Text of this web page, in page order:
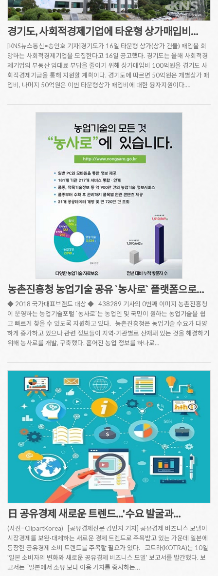
경기도, 사회적경제기업에 타운형 상가매입비…
[KNS뉴스통신=송인호 기자]경기도가 16일 타운형 상가(상가 건물) 매입을 희
망하는 사회적경제기업을 모집한다고 16일 공고했다. 경기도는 올해 사회적경
제기업의 부동산 임대료 부담을 줄이기 위해 상가매입비 100억원을 경기도 사
회적경제기금을 통해 지원할 계획이다. 경기도에 따르면 50억원은 개별상가 매
입비, 나머지 50억원은 이번 타운형상가 매입비에 대한 융자지원이다.…
농촌진흥청 농업기술 공유 `농사로` 플랫폼으로…
◆ 2018 국가대표브랜드 대상 ◆ 438289 기사의 0번째 이미지 농촌진흥청
이 운영하는 농업기술포털 `농사로`는 농업인 및 국민이 원하는 농업기술을 쉽
고 빠르게 찾을 수 있도록 지원하고 있다. 농촌진흥청은 농업기술 수요가 다양
하게 증가하고 있으나 관련 정보들이 지역·기관별로 산재돼 있는 것을 해결하기
위해 농사로를 개발, 구축했다. 흩어진 농업 정보를 하나로…
日 공유경제 새로운 트렌드...'수요 발굴과…
(사진=ClipartKorea) [공유경제신문 김민지 기자] 공유경제 비즈니스 모델이
시장경제를 보완·대체하는 새로운 경제 트렌드로 주목받고 있는 가운데 일본에
등장한 공유경제 소비 트렌드를 주목할 필요가 있다. 코트라(KOTRA)는 10일
'일본 소비자의 변화와 새로운 공유경제 비즈니스 모델' 보고서를 발간했다. 보
고서는 “일본에서 소유 보다 이용 가치를 중시하는…